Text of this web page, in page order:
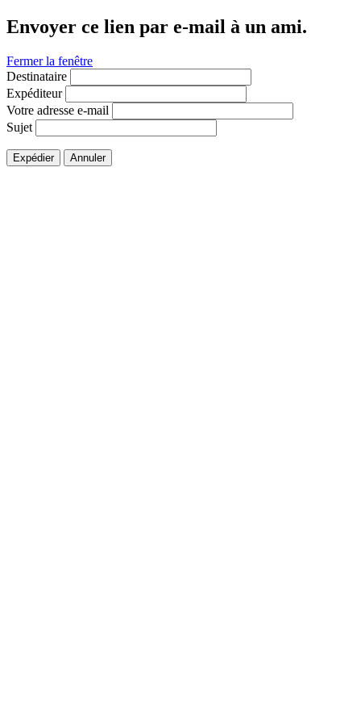
Envoyer ce lien par e-mail à un ami.
Fermer la fenêtre
Destinataire
Expéditeur
Votre adresse e-mail
Sujet
Expédier Annuler